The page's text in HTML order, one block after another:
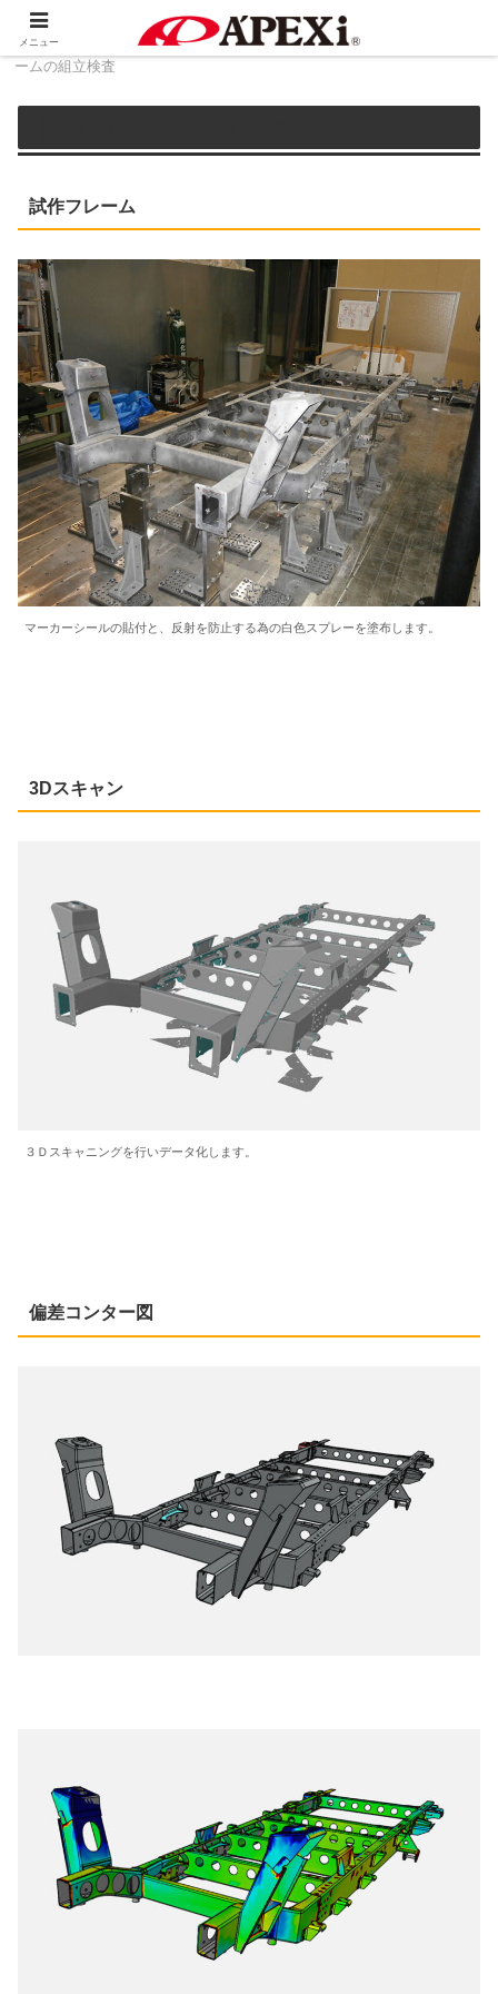
ホーム 3D技術サービス
3Dデータ活用例：試作フレ
ームの組立検査
試作フレーム
マーカーシールの貼付と、反射を防止する為の白色スプレーを塗布します。
3Dスキャン
３Ｄスキャニングを行いデータ化します。
偏差コンター図
メニュー